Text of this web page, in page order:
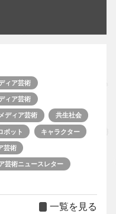
ィア芸術
ィア芸術
ディア芸術 共生社会
ボット キャラクター
芸術
芸術ニュースレター
一覧を見る